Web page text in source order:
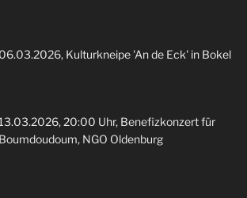
06.03.2026, Kulturkneipe 'An de Eck' in Bokel
20:00 Uhr, Benefizkonzert für
Boumdoudoum, NGO Oldenburg